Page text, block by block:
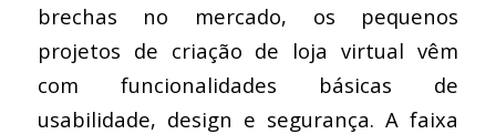
brechas no mercado, os pequenos
projetos de criação de loja virtual vêm
com funcionalidades básicas de
usabilidade, design e segurança. A faixa